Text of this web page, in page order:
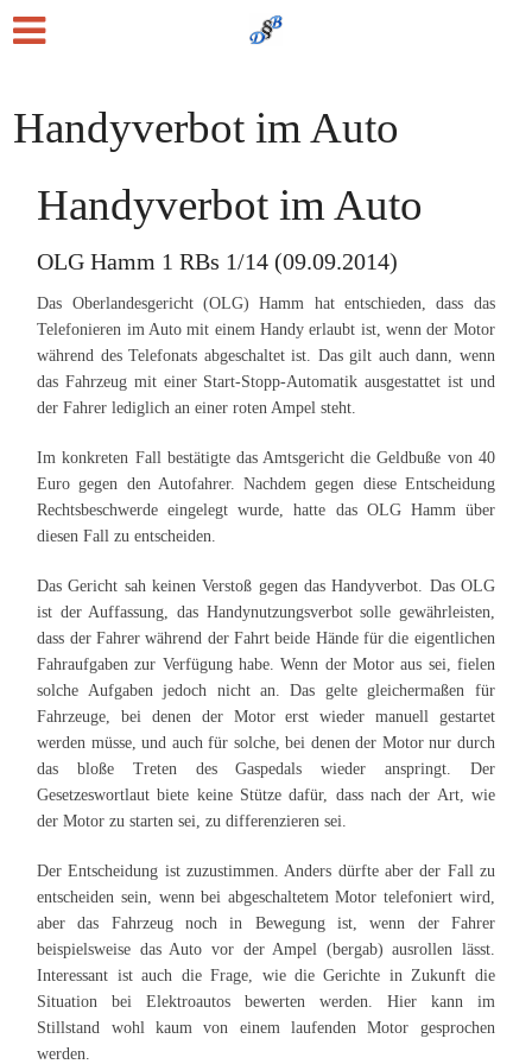
Handyverbot im Auto
Handyverbot im Auto
OLG Hamm 1 RBs 1/14 (09.09.2014)
Das Oberlandesgericht (OLG) Hamm hat entschieden, dass das
Telefonieren im Auto mit einem Handy erlaubt ist, wenn der Motor
während des Telefonats abgeschaltet ist. Das gilt auch dann, wenn
das Fahrzeug mit einer Start-Stopp-Automatik ausgestattet ist und
der Fahrer lediglich an einer roten Ampel steht.
Im konkreten Fall bestätigte das Amtsgericht die Geldbuße von 40
Euro gegen den Autofahrer. Nachdem gegen diese Entscheidung
Rechtsbeschwerde eingelegt wurde, hatte das OLG Hamm über
diesen Fall zu entscheiden.
Das Gericht sah keinen Verstoß gegen das Handyverbot. Das OLG
ist der Auffassung, das Handynutzungsverbot solle gewährleisten,
dass der Fahrer während der Fahrt beide Hände für die eigentlichen
Fahraufgaben zur Verfügung habe. Wenn der Motor aus sei, fielen
solche Aufgaben jedoch nicht an. Das gelte gleichermaßen für
Fahrzeuge, bei denen der Motor erst wieder manuell gestartet
werden müsse, und auch für solche, bei denen der Motor nur durch
das bloße Treten des Gaspedals wieder anspringt. Der
Gesetzeswortlaut biete keine Stütze dafür, dass nach der Art, wie
der Motor zu starten sei, zu differenzieren sei.
Der Entscheidung ist zuzustimmen. Anders dürfte aber der Fall zu
entscheiden sein, wenn bei abgeschaltetem Motor telefoniert wird,
aber das Fahrzeug noch in Bewegung ist, wenn der Fahrer
beispielsweise das Auto vor der Ampel (bergab) ausrollen lässt.
Interessant ist auch die Frage, wie die Gerichte in Zukunft die
Situation bei Elektroautos bewerten werden. Hier kann im
Stillstand wohl kaum von einem laufenden Motor gesprochen
werden.